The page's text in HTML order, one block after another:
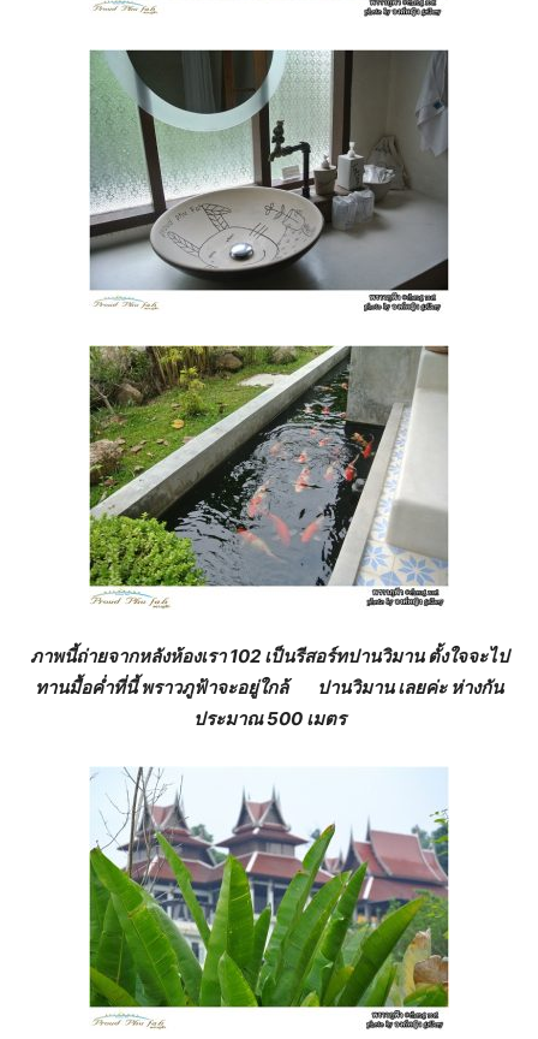
ภาพนี้ถ่ายจากหลังห้องเรา 102 เป็นรีสอร์ทปานวิมาน ตั้งใจจะไป
ทานมื้อค่ำที่นี้ พราวภูฟ้าจะอยู่ใกล้ ปานวิมาน เลยค่ะ ห่างกัน
ประมาณ 500 เมตร